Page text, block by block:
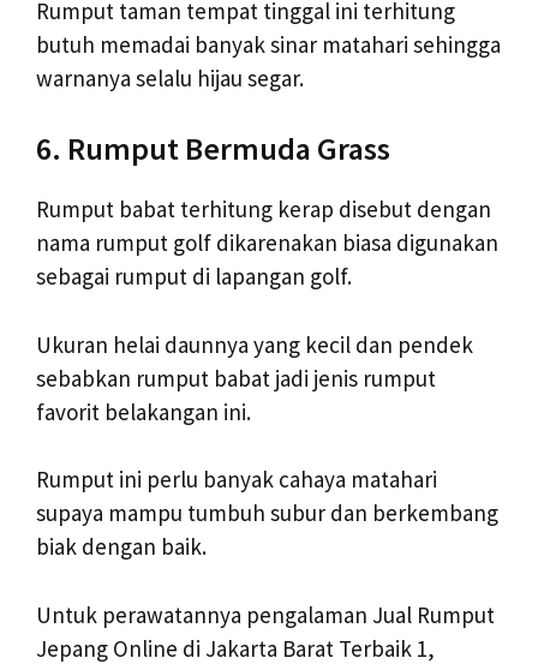
Rumput taman tempat tinggal ini terhitung
butuh memadai banyak sinar matahari sehingga
warnanya selalu hijau segar.
6. Rumput Bermuda Grass
Rumput babat terhitung kerap disebut dengan
nama rumput golf dikarenakan biasa digunakan
sebagai rumput di lapangan golf.
Ukuran helai daunnya yang kecil dan pendek
sebabkan rumput babat jadi jenis rumput
favorit belakangan ini.
Rumput ini perlu banyak cahaya matahari
supaya mampu tumbuh subur dan berkembang
biak dengan baik.
Untuk perawatannya pengalaman Jual Rumput
Jepang Online di Jakarta Barat Terbaik 1,